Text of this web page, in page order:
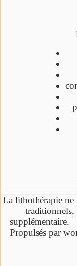
La lithothérapie ne
traditionnels,
supplémentaire.
Propulsés par